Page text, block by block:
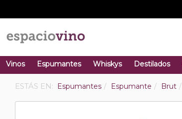
Vinos Espumantes Whiskys Destilados
ESTÁS EN: Espumantes Espumante Brut